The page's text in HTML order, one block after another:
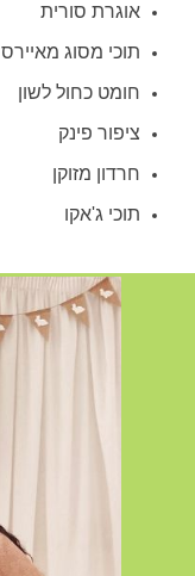
אוגרת סורית
תוכי מסוג מאיירס
חומט כחול לשון
ציפור פינק
חרדון מזוקן
תוכי ג'אקו